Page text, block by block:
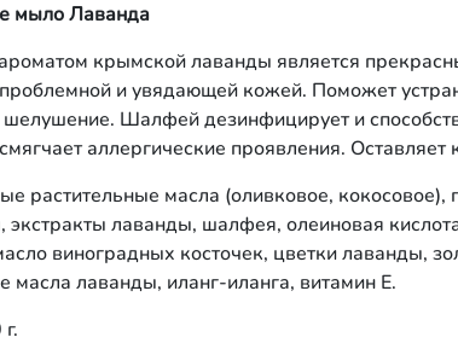
мыло Лаванда
крымской лаванды является
проблемной и увядающей кожей. Поможет
Шалфей дезинфицирует и
аллергические проявления. Оставляет
растительные масла (оливковое, кокосовое),
экстракты лаванды, шалфея, олеиновая
виноградных косточек, цветки лаванды,
масла лаванды, иланг-иланга, витамин Е.